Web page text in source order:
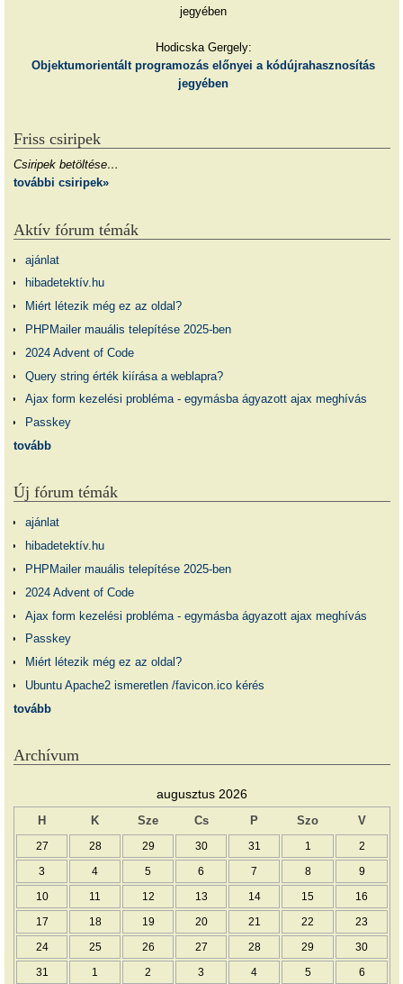
Hodicska Gergely:
Objektumorientált programozás előnyei a kódújrahasznosítás
jegyében
Friss csiripek
Csiripek betöltése…
további csiripek»
Aktív fórum témák
ajánlat
hibadetektív.hu
Miért létezik még ez az oldal?
PHPMailer mauális telepítése 2025-ben
2024 Advent of Code
Query string érték kiírása a weblapra?
Ajax form kezelési probléma - egymásba ágyazott ajax meghívás
Passkey
tovább
Új fórum témák
ajánlat
hibadetektív.hu
PHPMailer mauális telepítése 2025-ben
2024 Advent of Code
Ajax form kezelési probléma - egymásba ágyazott ajax meghívás
Passkey
Miért létezik még ez az oldal?
Ubuntu Apache2 ismeretlen /favicon.ico kérés
tovább
Archívum
augusztus 2026
H K Sze Cs P Szo V
27 28 29 30 31 1 2
3 4 5 6 7 8 9
10 11 12 13 14 15 16
17 18 19 20 21 22 23
24 25 26 27 28 29 30
31 1 2 3 4 5 6